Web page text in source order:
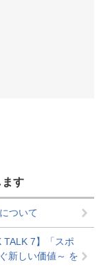
ます
ついて
TALK 7】「スポ
新しい価値～ を